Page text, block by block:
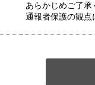
あらかじめご了承
通報者保護の観点